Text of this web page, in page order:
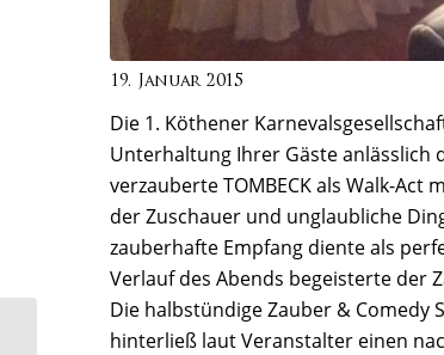
19. Januar 2015
Die 1. Köthener
Unterhaltung Ihrer Gäste anlässlich
verzauberte TOMBECK als Walk-
der Zuschauer und unglaubliche
zauberhafte Empfang diente als
Verlauf des Abends begeisterte der
Die halbstündige Zauber & Comedy
hinterließ laut Veranstalter einen
Silvestergala mit